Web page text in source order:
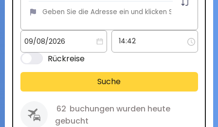
Rückreise
Suche
62 buchungen wurden heute
gebucht